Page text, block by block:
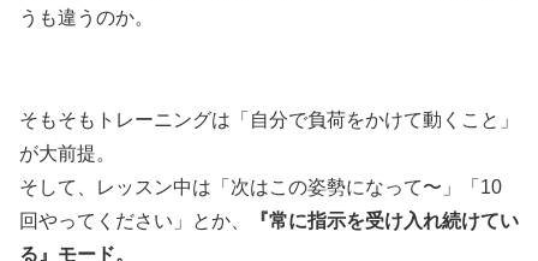
うも違うのか。
そもそもトレーニングは「自分で負荷をかけて動くこと」
が大前提。
そして、レッスン中は「次はこの姿勢になって〜」「10
回やってください」とか、
『常に指示を受け入れ続けてい
る』モード。